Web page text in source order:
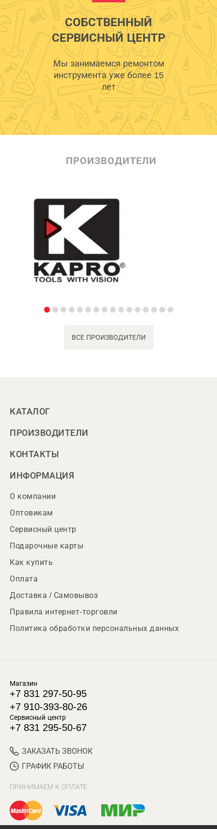
СОБСТВЕННЫЙ
СЕРВИСНЫЙ ЦЕНТР
Мы занимаемся ремонтом
инструмента уже более 15
лет
ПРОИЗВОДИТЕЛИ
ВСЕ ПРОИЗВОДИТЕЛИ
КАТАЛОГ
ПРОИЗВОДИТЕЛИ
КОНТАКТЫ
ИНФОРМАЦИЯ
О компании
Оптовикам
Сервисный центр
Подарочные карты
Как купить
Оплата
Доставка / Самовывоз
Правила интернет-торговли
Политика обработки персональных данных
Магазин
+7 831 297-50-95
+7 910-393-80-26
Сервисный центр
+7 831 295-50-67
ЗАКАЗАТЬ ЗВОНОК
ГРАФИК РАБОТЫ
ПРИНИМАЕМ К ОПЛАТЕ